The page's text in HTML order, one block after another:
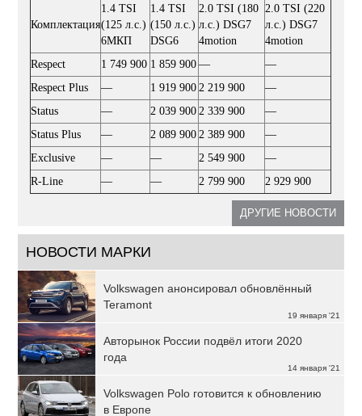
Комплектация
1.4 TSI
(125 л.с.)
6МКП
1.4 TSI
(150 л.с.)
DSG6
2.0 TSI (180
л.с.) DSG7
4motion
2.0 TSI (220
л.с.) DSG7
4motion
Respect
1 749 900 1 859 900 —
—
Respect Plus
— 1 919 900 2 219 900
—
Status
— 2 039 900 2 339 900
—
Status Plus
— 2 089 900 2 389 900
—
Exclusive
— — 2 549 900
—
R-Line
— — 2 799 900 2 929 900
ДРУГИЕ НОВОСТИ
НОВОСТИ МАРКИ
19 января '21
Volkswagen анонсировал обновлённый
Teramont
14 января '21
Авторынок России подвёл итоги 2020
года
Volkswagen Polo готовится к обновлению
в Европе